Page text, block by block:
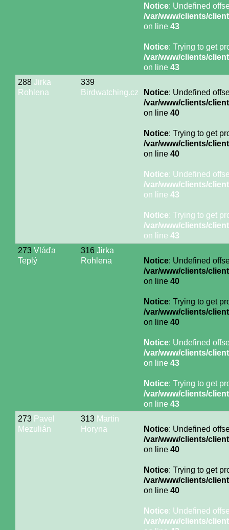
Notice: Undefined
/var/www/clients/
on line 43
Notice: Trying to get
/var/www/clients/
on line 43
288 Jirka
Rohlena
339
Birdwatching.cz
Notice: Undefined
/var/www/clients/
on line 40
Notice: Trying to get
/var/www/clients/
on line 40
Notice: Undefined
/var/www/clients/
on line 43
Notice: Trying to get
/var/www/clients/
on line 43
273 Vláďa
Teplý
316 Jirka
Rohlena
Notice: Undefined
/var/www/clients/
on line 40
Notice: Trying to get
/var/www/clients/
on line 40
Notice: Undefined
/var/www/clients/
on line 43
Notice: Trying to get
/var/www/clients/
on line 43
273 Pavel
Mezulián
313 Martin
Horyna
Notice: Undefined
/var/www/clients/
on line 40
Notice: Trying to get
/var/www/clients/
on line 40
Notice: Undefined
/var/www/clients/